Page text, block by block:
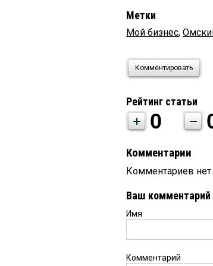
Метки
Мой бизнес,
Комментировать
Рейтинг статьи
0
Комментарии
Комментариев нет.
Ваш комментарий
Имя
Комментарий